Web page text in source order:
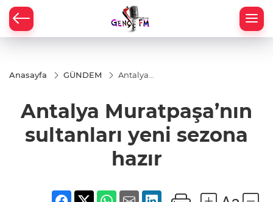
Anasayfa GÜNDEM
Antalya
sezona hazır
Antalya Muratpaşa’nın
sultanları yeni sezona
hazır